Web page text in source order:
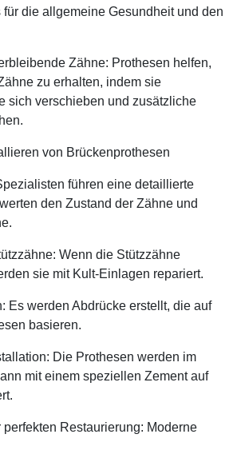
die allgemeine Gesundheit und den
Zähne: Prothesen helfen,
zu erhalten, indem sie
sich verschieben und zusätzliche
von Brückenprothesen
führen eine detaillierte
den Zustand der Zähne und
Wenn die Stützzähne
sie mit Kult-Einlagen repariert.
Es werden Abdrücke erstellt, die auf
basieren.
Die Prothesen werden im
mit einem speziellen Zement auf
Restaurierung: Moderne